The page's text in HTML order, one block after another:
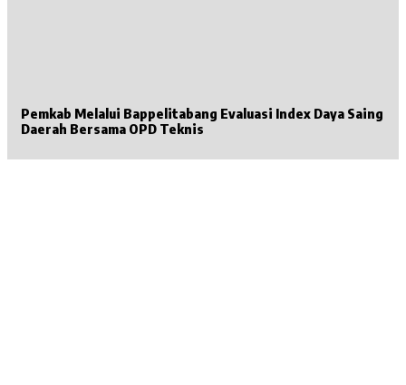
Pemkab Melalui Bappelitabang Evaluasi Index Daya Saing
Daerah Bersama OPD Teknis